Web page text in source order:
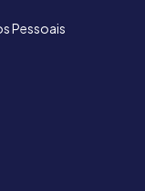
Pessoais